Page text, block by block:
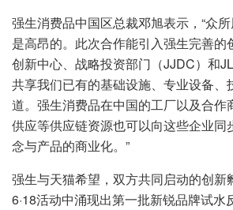
强生消费品中国区总裁邓旭表示，“众
是高昂的。此次合作能引入强生完善的
创新中心、战略投资部门（JJDC）和
共享我们已有的基础设施、专业设备、
道。强生消费品在中国的工厂以及合作
供应等供应链资源也可以向这些企业同
念与产品的商业化。”
强生与天猫希望，双方共同启动的创新
6·18活动中涌现出第一批新锐品牌试水